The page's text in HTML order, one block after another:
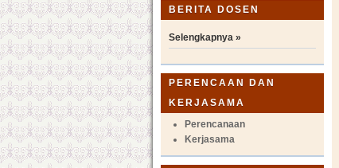
BERITA DOSEN
Selengkapnya »
PERENCAAN DAN
KERJASAMA
Perencanaan
Kerjasama